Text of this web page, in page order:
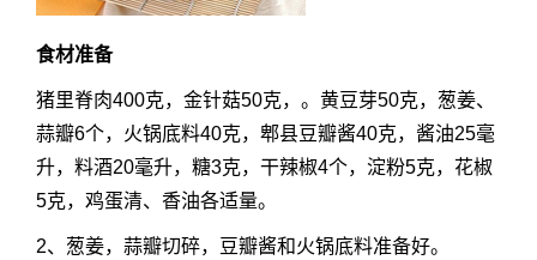
食材准备
猪里脊肉400克，金针菇50克，。黄豆芽50克，葱姜、
蒜瓣6个，火锅底料40克，郫县豆瓣酱40克，酱油25毫
升，料酒20毫升，糖3克，干辣椒4个，淀粉5克，花椒
5克，鸡蛋清、香油各适量。
2、葱姜，蒜瓣切碎，豆瓣酱和火锅底料准备好。